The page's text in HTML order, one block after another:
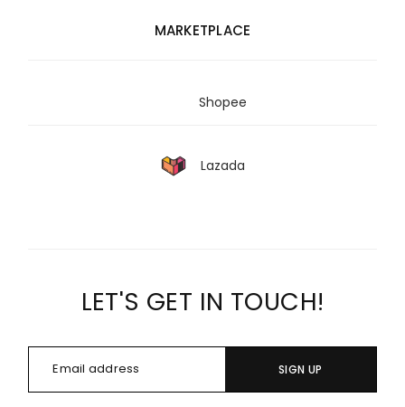
MARKETPLACE
Shopee
Lazada
LET'S GET IN TOUCH!
SIGN UP